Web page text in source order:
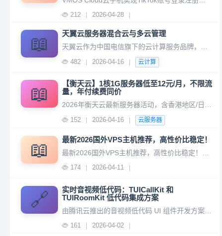
212 2026-04-28
📖 天翼云服务器混合云与多云管理
482 2026-04-16 云计算
📖
【衡天云】1核1G服务器低至12元/月，不限流
量，年付续费同价
152 2026-04-16 云服务器
📖 最新2026国外VPS主机推荐，高性价比稳定！
174 2026-04-11
🔗
实时音视频低代码：TUICallKit 和
TUIRoomKit 低代码集成方案
161 2026-04-02